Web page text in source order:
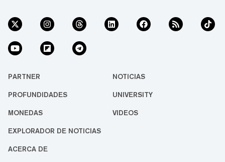
PARTNER NOTICIAS
PROFUNDIDADES UNIVERSITY
MONEDAS VIDEOS
EXPLORADOR DE NOTICIAS
ACERCA DE